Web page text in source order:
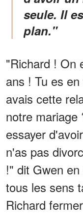
seule. Il
plan."
"Richard ! On
ans ! Tu es
avais cette
notre mariage
essayer
n'as pas
!" dit Gwen
tous les sens
Richard